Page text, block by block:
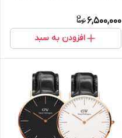
6,500,000
افزودن به سبد